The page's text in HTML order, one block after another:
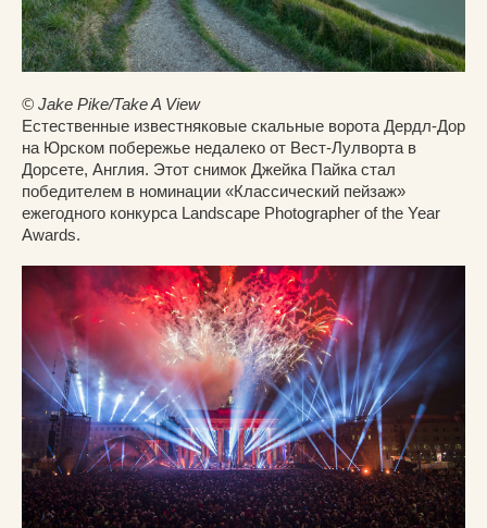
© Jake Pike/Take A View
Естественные известняковые скальные ворота Дердл-Дор
на Юрском побережье недалеко от Вест-Лулворта в
Дорсете, Англия. Этот снимок Джейка Пайка стал
победителем в номинации «Классический пейзаж»
ежегодного конкурса Landscape Photographer of the Year
Awards.